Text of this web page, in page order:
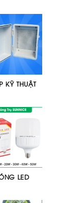
KỸ THUẬT
LED